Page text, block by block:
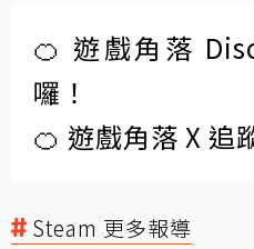
🍊 遊戲角落
囉！
🍊 遊戲角落 X 追
Steam 更多報導